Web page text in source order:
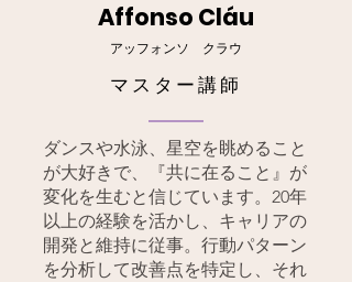
Affonso Cláu
アッフォンソ クラウ
マスター講師
ダンスや水泳、星空を眺めること
が大好きで、『共に在ること』が
変化を生むと信じています。20年
以上の経験を活かし、キャリアの
開発と維持に従事。行動パターン
を分析して改善点を特定し、それ